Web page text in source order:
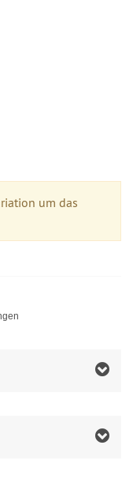
um das